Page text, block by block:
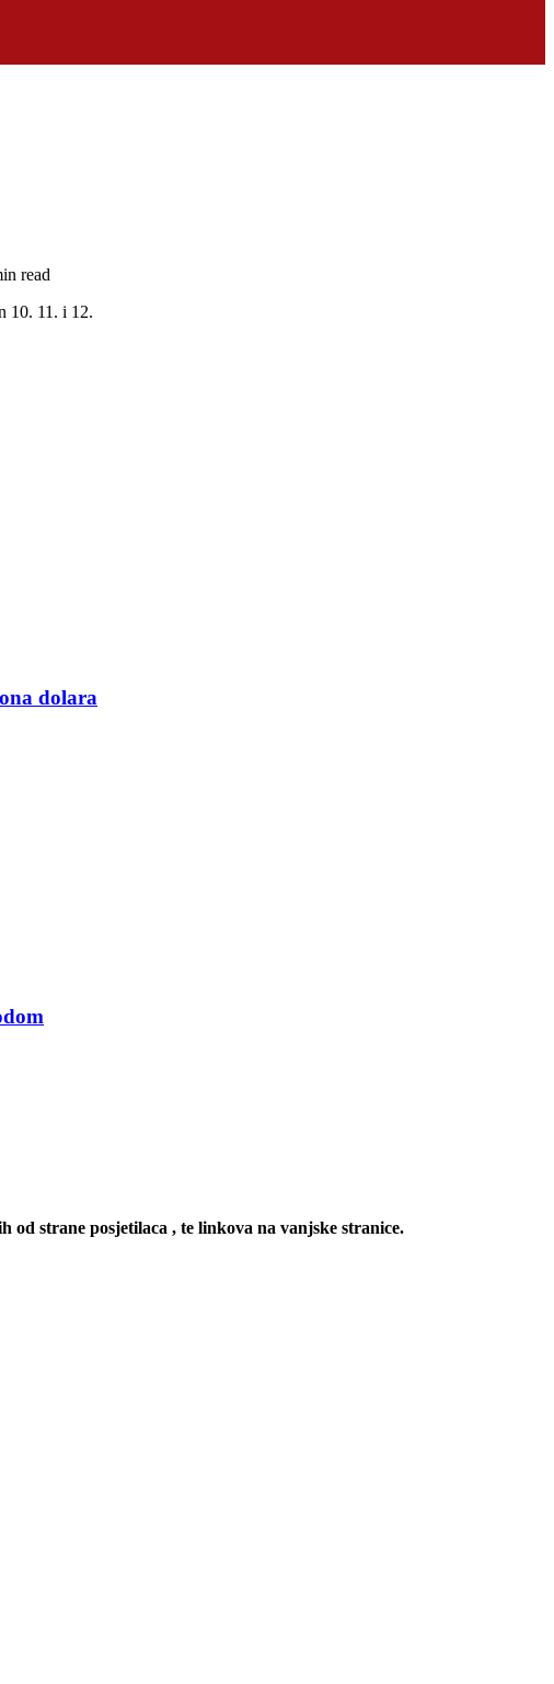
read
10. 11. i 12.
dolara
od strane posjetilaca , te linkova na vanjske stranice.